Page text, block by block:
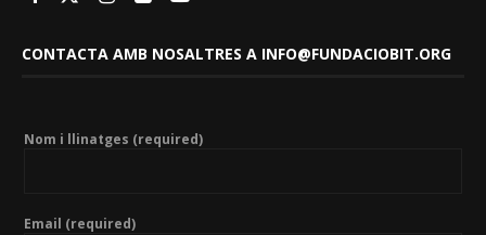
CONTACTA AMB NOSALTRES A INFO@FUNDACIOBIT.ORG
Nom i llinatges (required)
Email (required)